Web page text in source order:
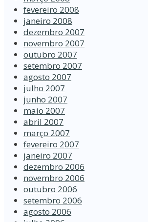
fevereiro 2008
janeiro 2008
dezembro 2007
novembro 2007
outubro 2007
setembro 2007
agosto 2007
julho 2007
junho 2007
maio 2007
abril 2007
março 2007
fevereiro 2007
janeiro 2007
dezembro 2006
novembro 2006
outubro 2006
setembro 2006
agosto 2006